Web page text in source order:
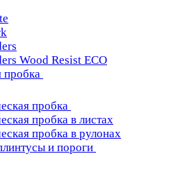
Wood Resist ECO
пробка
пробка
пробка в листах
пробка в рулонах
и пороги